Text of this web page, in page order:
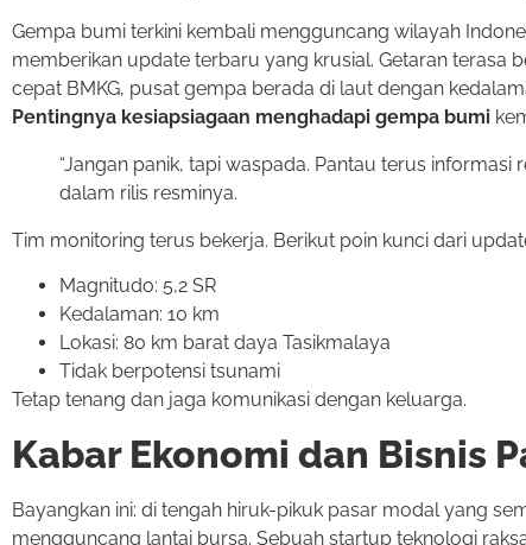
Gempa bumi terkini kembali mengguncang wilayah
memberikan update terbaru yang krusial. Getaran terasa
cepat BMKG, pusat gempa berada di laut dengan
Pentingnya kesiapsiagaan menghadapi gempa bumi
“Jangan panik, tapi waspada. Pantau terus
dalam rilis resminya.
Tim monitoring terus bekerja. Berikut poin kunci dari
Magnitudo: 5,2 SR
Kedalaman: 10 km
Lokasi: 80 km barat daya Tasikmalaya
Tidak berpotensi tsunami
Tetap tenang dan jaga komunikasi dengan keluarga.
Kabar Ekonomi dan Bisnis
Bayangkan ini: di tengah hiruk-pikuk pasar modal yang
mengguncang lantai bursa. Sebuah startup teknologi